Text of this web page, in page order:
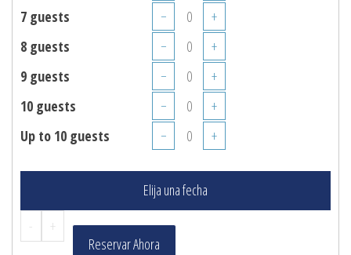
7 guests
−
+
8 guests
−
+
9 guests
−
+
10 guests
−
+
Up to 10 guests
− +
Elija una fecha
-
+
Reservar Ahora